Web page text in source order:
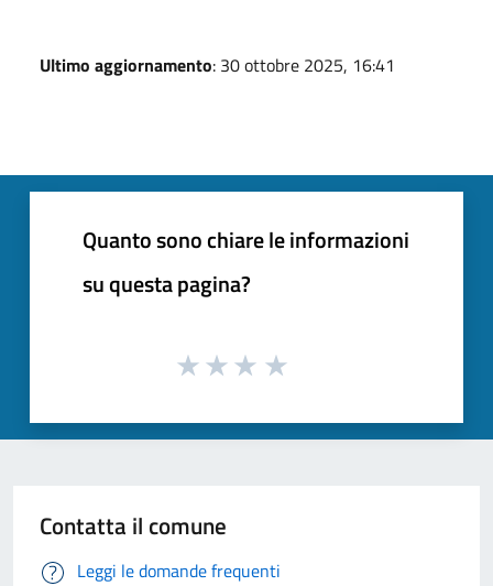
Ultimo aggiornamento: 30 ottobre 2025, 16:41
Quanto sono chiare le informazioni
su questa pagina?
Contatta il comune
Leggi le domande frequenti